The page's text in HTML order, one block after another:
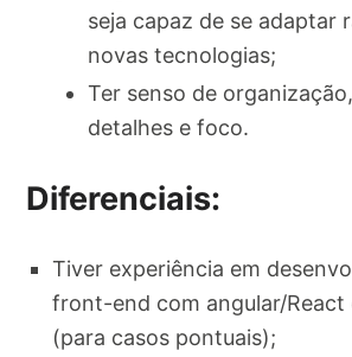
seja capaz de se adaptar
novas tecnologias;
Ter senso de
detalhes e foco.
Diferenciais:
Tiver experiência em
front-end com angular/React
(para casos pontuais);